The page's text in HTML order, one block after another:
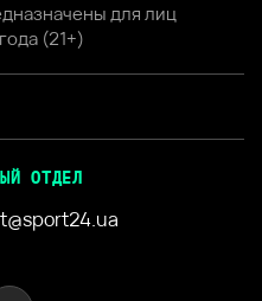
для лиц
(21+)
ОТДЕЛ